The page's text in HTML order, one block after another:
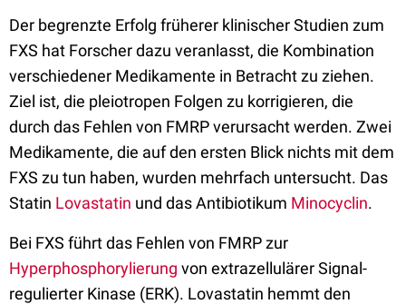
Der begrenzte Erfolg früherer klinischer Studien zum
FXS hat Forscher dazu veranlasst, die Kombination
verschiedener Medikamente in Betracht zu ziehen.
Ziel ist, die pleiotropen Folgen zu korrigieren, die
durch das Fehlen von FMRP verursacht werden. Zwei
Medikamente, die auf den ersten Blick nichts mit dem
FXS zu tun haben, wurden mehrfach untersucht. Das
Statin Lovastatin und das Antibiotikum Minocyclin.
Bei FXS führt das Fehlen von FMRP zur
Hyperphosphorylierung von extrazellulärer Signal-
regulierter Kinase (ERK). Lovastatin hemmt den